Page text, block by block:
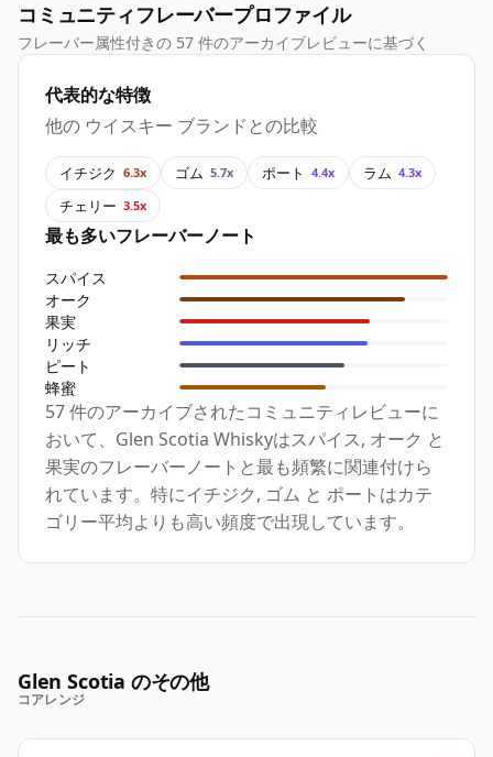
コミュニティフレーバープロファイル
フレーバー属性付きの 57 件のアーカイブレビューに基づく
代表的な特徴
他の ウイスキー ブランドとの比較
イチジク 6.3x ゴム 5.7x ポート 4.4x ラム 4.3x
チェリー 3.5x
最も多いフレーバーノート
スパイス
オーク
果実
リッチ
ピート
蜂蜜
57 件のアーカイブされたコミュニティレビューに
おいて、Glen Scotia Whiskyはスパイス, オーク と
果実のフレーバーノートと最も頻繁に関連付けら
れています。特にイチジク, ゴム と ポートはカテ
ゴリー平均よりも高い頻度で出現しています。
Glen Scotia のその他
コアレンジ